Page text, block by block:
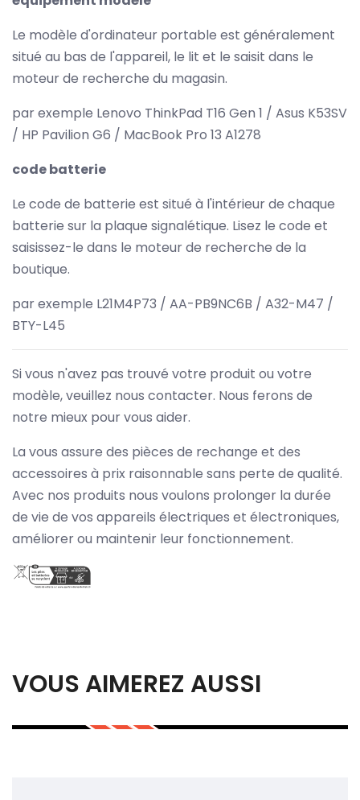
Le modèle d'ordinateur portable est généralement
situé au bas de l'appareil, le lit et le saisit dans le
moteur de recherche du magasin.
par exemple Lenovo ThinkPad T16 Gen 1 / Asus K53SV
/ HP Pavilion G6 / MacBook Pro 13 A1278
code batterie
Le code de batterie est situé à l'intérieur de chaque
batterie sur la plaque signalétique. Lisez le code et
saisissez-le dans le moteur de recherche de la
boutique.
par exemple L21M4P73 / AA-PB9NC6B / A32-M47 /
BTY-L45
Si vous n'avez pas trouvé votre produit ou votre
modèle, veuillez nous contacter. Nous ferons de
notre mieux pour vous aider.
La vous assure des pièces de rechange et des
accessoires à prix raisonnable sans perte de qualité.
Avec nos produits nous voulons prolonger la durée
de vie de vos appareils électriques et électroniques,
améliorer ou maintenir leur fonctionnement.
VOUS AIMEREZ AUSSI